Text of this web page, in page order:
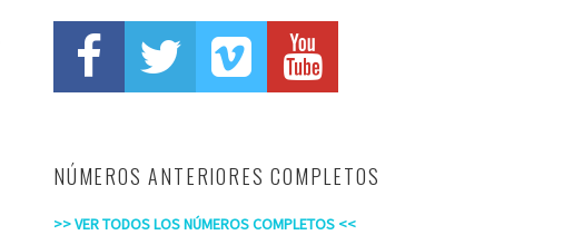
NÚMEROS ANTERIORES COMPLETOS
>> VER TODOS LOS NÚMEROS COMPLETOS <<